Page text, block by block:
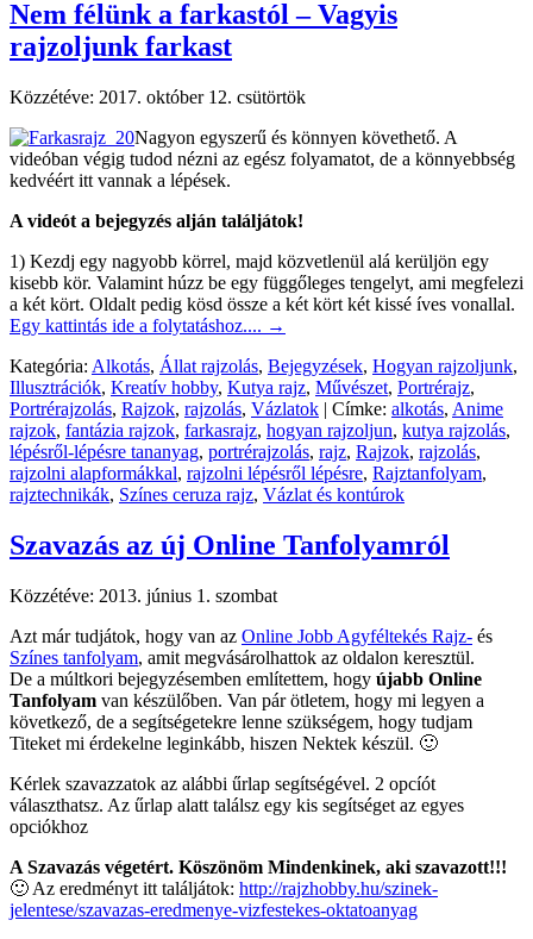
Nem félünk a farkastól – Vagyis
rajzoljunk farkast
Közzétéve: 2017. október 12. csütörtök
Nagyon egyszerű és könnyen követhető. A
videóban végig tudod nézni az egész folyamatot, de a könnyebbség
kedvéért itt vannak a lépések.
A videót a bejegyzés alján találjátok!
1) Kezdj egy nagyobb körrel, majd közvetlenül alá kerüljön egy
kisebb kör. Valamint húzz be egy függőleges tengelyt, ami megfelezi
a két kört. Oldalt pedig kösd össze a két kört két kissé íves vonallal.
Egy kattintás ide a folytatáshoz.... →
Kategória: Alkotás, Állat rajzolás, Bejegyzések, Hogyan rajzoljunk,
Illusztrációk, Kreatív hobby, Kutya rajz, Művészet, Portrérajz,
Portrérajzolás, Rajzok, rajzolás, Vázlatok | Címke: alkotás, Anime
rajzok, fantázia rajzok, farkasrajz, hogyan rajzoljun, kutya rajzolás,
lépésről-lépésre tananyag, portrérajzolás, rajz, Rajzok, rajzolás,
rajzolni alapformákkal, rajzolni lépésről lépésre, Rajztanfolyam,
rajztechnikák, Színes ceruza rajz, Vázlat és kontúrok
Szavazás az új Online Tanfolyamról
Közzétéve: 2013. június 1. szombat
Azt már tudjátok, hogy van az Online Jobb Agyféltekés Rajz- és
Színes tanfolyam, amit megvásárolhattok az oldalon keresztül.
De a múltkori bejegyzésemben említettem, hogy újabb Online
Tanfolyam van készülőben. Van pár ötletem, hogy mi legyen a
következő, de a segítségetekre lenne szükségem, hogy tudjam
Titeket mi érdekelne leginkább, hiszen Nektek készül. 🙂
Kérlek szavazzatok az alábbi űrlap segítségével. 2 opcíót
választhatsz. Az űrlap alatt találsz egy kis segítséget az egyes
opciókhoz
A Szavazás végetért. Köszönöm Mindenkinek, aki szavazott!!!
🙂 Az eredményt itt találjátok: http://rajzhobby.hu/szinek-
jelentese/szavazas-eredmenye-vizfestekes-oktatoanyag